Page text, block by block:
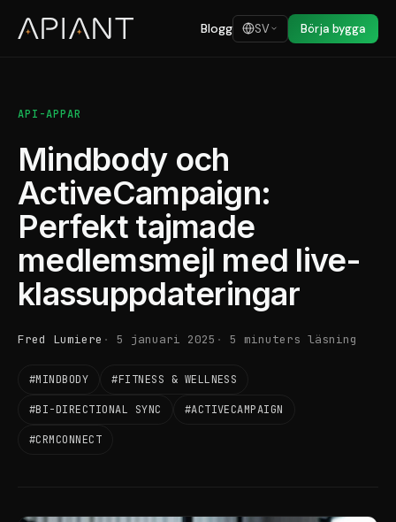
Blogg SV Börja bygga
API-APPAR
Mindbody och
ActiveCampaign:
Perfekt tajmade
medlemsmejl med live-
klassuppdateringar
Fred Lumiere 5 januari 2025 5 minuters läsning
#MINDBODY #FITNESS & WELLNESS
#BI-DIRECTIONAL SYNC #ACTIVECAMPAIGN
#CRMCONNECT